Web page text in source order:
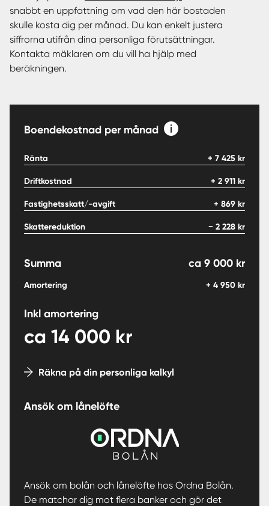
snabbt en uppfattning om vad den här bostaden
skulle kosta dig per månad. Du kan enkelt justera
siffrorna utifrån dina personliga förutsättningar.
Kontakta mäklaren om du vill ha hjälp med
beräkningen.
Boendekostnad per månad
Ränta + 7 425 kr
Driftkostnad + 2 911 kr
Fastighetsskatt/-avgift + 869 kr
Skattereduktion − 2 228 kr
Summa ca 9 000 kr
Amortering + 4 950 kr
Inkl amortering
ca 14 000 kr
Räkna på din personliga kalkyl
Ansök om lånelöfte
Ansök om bolån och lånelöfte hos Ordna Bolån.
De matchar dig mot flera banker och gör det